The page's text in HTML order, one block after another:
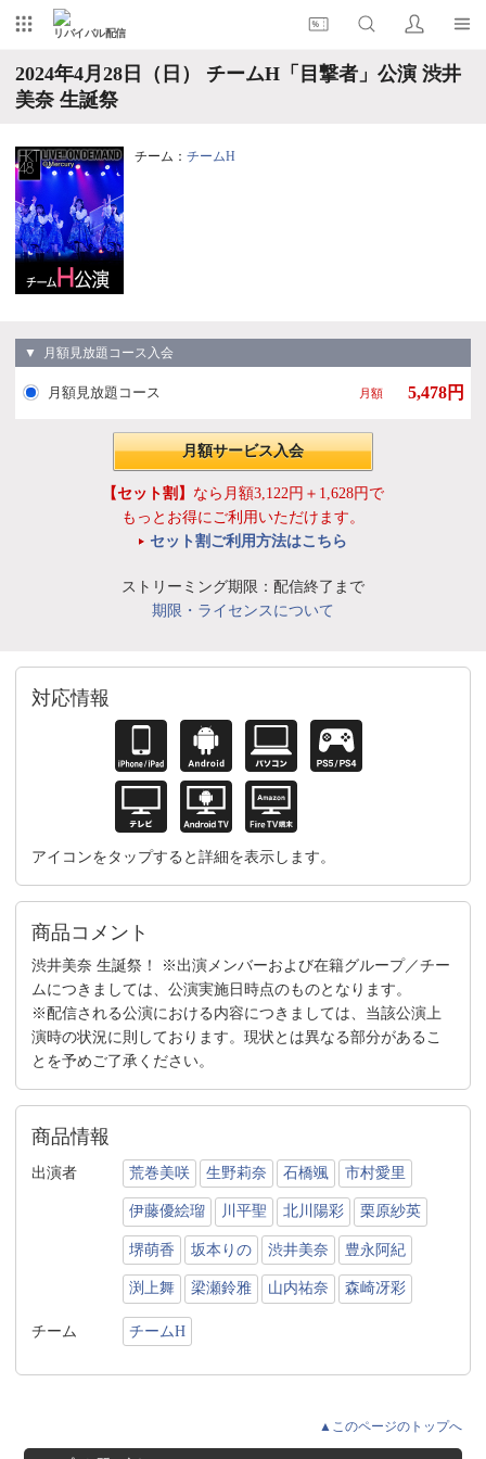
リバイバル配信
2024年4月28日（日） チームH「目撃者」公演 渋井
美奈 生誕祭
チーム： チームH
▼ 月額見放題コース入会
月額見放題コース 月額 5,478円
月額サービス入会
【セット割】 なら月額3,122円＋1,628円で
もっとお得にご利用いただけます。
セット割ご利用方法はこちら
ストリーミング期限：配信終了まで
期限・ライセンスについて
対応情報
アイコンをタップすると詳細を表示します。
商品コメント
渋井美奈 生誕祭！ ※出演メンバーおよび在籍グループ／チー
ムにつきましては、公演実施日時点のものとなります。
※配信される公演における内容につきましては、当該公演上
演時の状況に則しております。現状とは異なる部分があるこ
とを予めご了承ください。
商品情報
出演者 荒巻美咲 生野莉奈 石橋颯 市村愛里
伊藤優絵瑠 川平聖 北川陽彩 栗原紗英
堺萌香 坂本りの 渋井美奈 豊永阿紀
渕上舞 梁瀬鈴雅 山内祐奈 森崎冴彩
チーム チームH
▲このページのトップへ